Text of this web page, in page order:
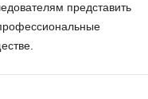
представить